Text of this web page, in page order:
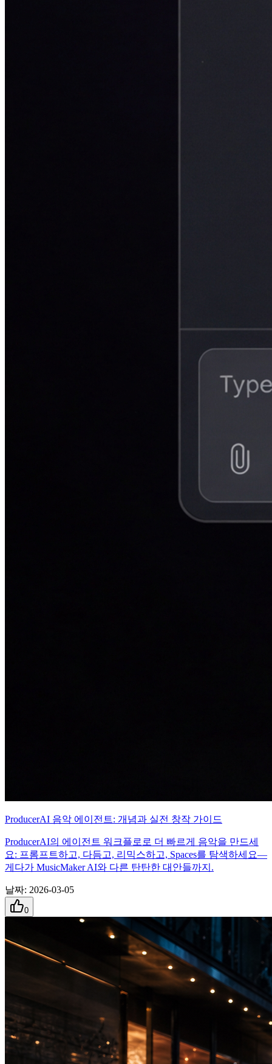
ProducerAI 음악 에이전트: 개념과 실전 창작 가이드
ProducerAI의 에이전트 워크플로로 더 빠르게 음악을 만드세
요: 프롬프트하고, 다듬고, 리믹스하고, Spaces를 탐색하세요—
게다가 MusicMaker AI와 다른 탄탄한 대안들까지.
날짜: 2026-03-05
0